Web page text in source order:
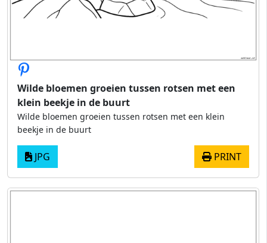
Wilde bloemen groeien tussen rotsen met een
klein beekje in de buurt
Wilde bloemen groeien tussen rotsen met een klein
beekje in de buurt
JPG PRINT